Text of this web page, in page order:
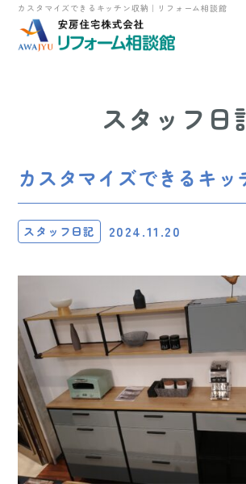
カスタマイズできるキッチン収納｜リフォーム相談館
スタッフ日
カスタマイズできるキッ
スタッフ日記 2024.11.20